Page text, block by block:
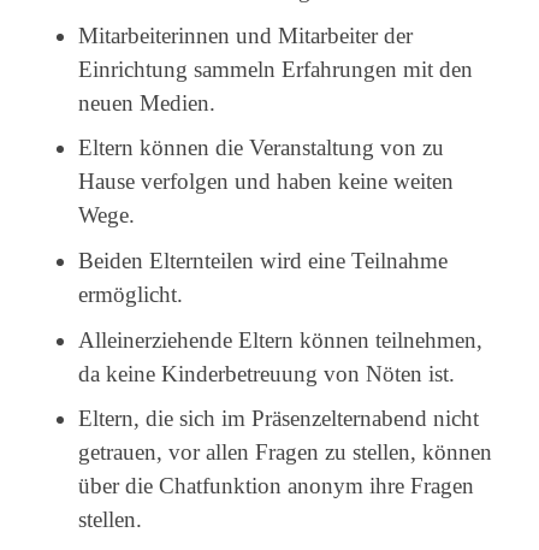
Mitarbeiterinnen und Mitarbeiter der
Einrichtung sammeln Erfahrungen mit den
neuen Medien.
Eltern können die Veranstaltung von zu
Hause verfolgen und haben keine weiten
Wege.
Beiden Elternteilen wird eine Teilnahme
ermöglicht.
Alleinerziehende Eltern können teilnehmen,
da keine Kinderbetreuung von Nöten ist.
Eltern, die sich im Präsenzelternabend nicht
getrauen, vor allen Fragen zu stellen, können
über die Chatfunktion anonym ihre Fragen
stellen.